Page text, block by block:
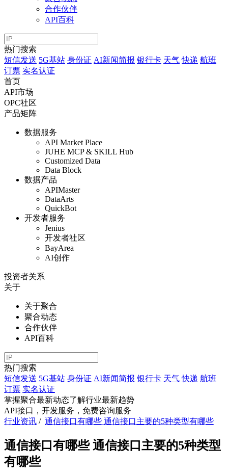
合作伙伴
API百科
热门搜索
短信发送 5G基站 身份证 AI新闻简报 银行卡 天气 快递 航班
订票 实名认证
首页
API市场
OPC社区
产品矩阵
数据服务
API Market Place
JUHE MCP & SKILL Hub
Customized Data
Data Block
数据产品
APIMaster
DataArts
QuickBot
开发者服务
Jenius
开发者社区
BayArea
AI创作
投资者关系
关于
关于聚合
聚合动态
合作伙伴
API百科
热门搜索
短信发送 5G基站 身份证 AI新闻简报 银行卡 天气 快递 航班
订票 实名认证
掌握聚合最新动态了解行业最新趋势
API接口，开发服务，免费咨询服务
行业资讯 / 通信接口有哪些 通信接口主要的5种类型有哪些
通信接口有哪些 通信接口主要的5种类型
有哪些